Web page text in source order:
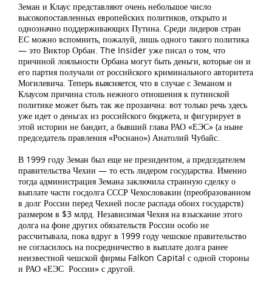
Земан и Клаус представляют очень небольшое число
высокопоставленных европейских политиков, открыто и
однозначно поддерживающих Путина. Среди лидеров стран
ЕС можно вспомнить, пожалуй, лишь одного такого политика
— это Виктор Орбан. The Insider уже писал о том, что
причиной лояльности Орбана могут быть деньги, которые он и
его партия получали от российского криминального авторитета
Могилевича. Теперь выясняется, что в случае с Земаном и
Клаусом причина столь нежного отношения к путинской
политике может быть так же прозаична: вот только речь здесь
уже идет о деньгах из российского бюджета, и фигурирует в
этой истории не бандит, а бывший глава РАО «ЕЭС» (а ныне
председатель правления «Роснано») Анатолий Чубайс.
В 1999 году Земан был еще не президентом, а председателем
правительства Чехии — то есть лидером государства. Именно
тогда администрация Земана заключила странную сделку о
выплате части госдолга СССР Чехословакии (преобразованном
в долг России перед Чехией после распада обоих государств)
размером в $3 млрд. Независимая Чехия на взыскание этого
долга на фоне других обязательств России особо не
рассчитывала, пока вдруг в 1999 году чешское правительство
не согласилось на посредничество в выплате долга ранее
неизвестной чешской фирмы Falkon Capital с одной стороны
и РАО «ЕЭС России» с другой.